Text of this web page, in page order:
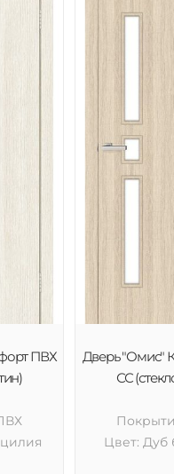
ПВХ
Дверь "Омис"
СС
Цвет: Дуб